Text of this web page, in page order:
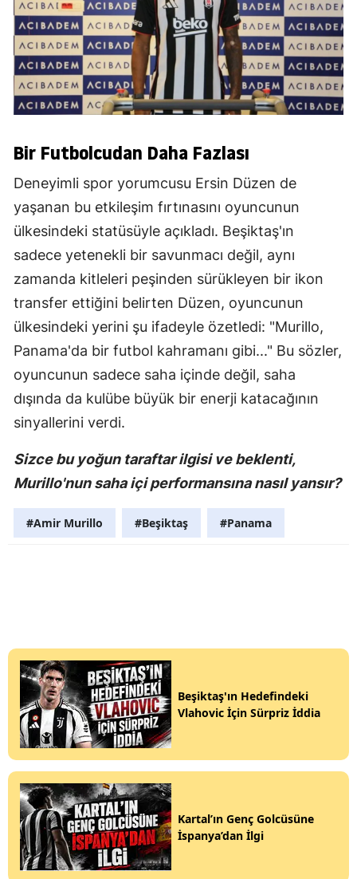
Bir Futbolcudan Daha Fazlası
Deneyimli spor yorumcusu Ersin Düzen de
yaşanan bu etkileşim fırtınasını oyuncunun
ülkesindeki statüsüyle açıkladı. Beşiktaş'ın
sadece yetenekli bir savunmacı değil, aynı
zamanda kitleleri peşinden sürükleyen bir ikon
transfer ettiğini belirten Düzen, oyuncunun
ülkesindeki yerini şu ifadeyle özetledi: "Murillo,
Panama'da bir futbol kahramanı gibi..." Bu sözler,
oyuncunun sadece saha içinde değil, saha
dışında da kulübe büyük bir enerji katacağının
sinyallerini verdi.
Sizce bu yoğun taraftar ilgisi ve beklenti,
Murillo'nun saha içi performansına nasıl yansır?
#Amir Murillo #Beşiktaş #Panama
Beşiktaş'ın Hedefindeki
Vlahovic İçin Sürpriz İddia
Kartal’ın Genç Golcüsüne
İspanya’dan İlgi